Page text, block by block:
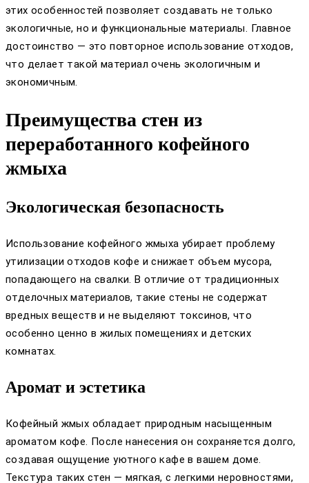
этих особенностей позволяет создавать не только
экологичные, но и функциональные материалы. Главное
достоинство — это повторное использование отходов,
что делает такой материал очень экологичным и
экономичным.
Преимущества стен из
переработанного кофейного
жмыха
Экологическая безопасность
Использование кофейного жмыха убирает проблему
утилизации отходов кофе и снижает объем мусора,
попадающего на свалки. В отличие от традиционных
отделочных материалов, такие стены не содержат
вредных веществ и не выделяют токсинов, что
особенно ценно в жилых помещениях и детских
комнатах.
Аромат и эстетика
Кофейный жмых обладает природным насыщенным
ароматом кофе. После нанесения он сохраняется долго,
создавая ощущение уютного кафе в вашем доме.
Текстура таких стен — мягкая, с легкими неровностями,